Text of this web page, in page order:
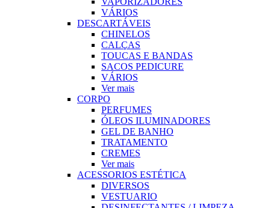
VÁRIOS
DESCARTÁVEIS
CHINELOS
CALÇAS
TOUCAS E BANDAS
SACOS PEDICURE
VÁRIOS
Ver mais
CORPO
PERFUMES
ÓLEOS ILUMINADORES
GEL DE BANHO
TRATAMENTO
CREMES
Ver mais
ACESSORIOS ESTÉTICA
DIVERSOS
VESTUARIO